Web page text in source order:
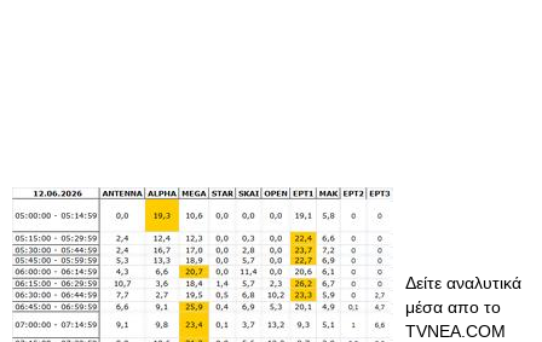
Δείτε αναλυτικά
μέσα απο το
TVNEA.COM